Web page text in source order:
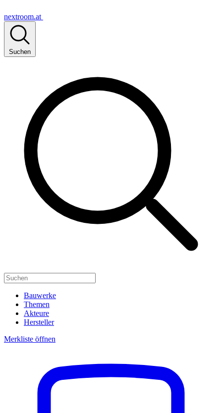
nextroom.at
Suchen
Bauwerke
Themen
Akteure
Hersteller
Merkliste öffnen